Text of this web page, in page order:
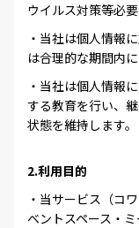
ウイルス対策等必
・当社は個人情報
は合理的な期間内
・当社は個人情報
する教育を行い、
状態を維持します。
2.利用目的
・当サービス（コ
ベントスペース・